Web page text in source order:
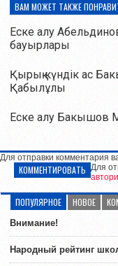
ВАМ МОЖЕТ ТАКЖЕ
Еске алу
бауырлары
Қырық күндік ас
Қабылұлы
Еске алу Бакышов
Для отправки комментария
КОММЕНТИРОВАТЬ Для
ПОПУЛЯРНОЕ НОВОЕ
Внимание!
Народный рейтинг